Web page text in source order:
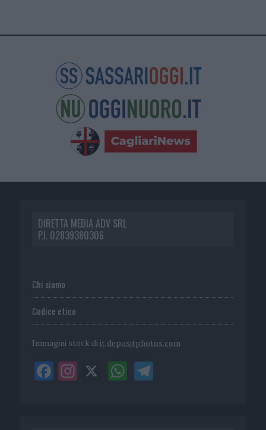
DIRETTA MEDIA ADV SRL
P.I. 02839380306
Chi siamo
Codice etico
Immagini stock di it.depositphotos.com